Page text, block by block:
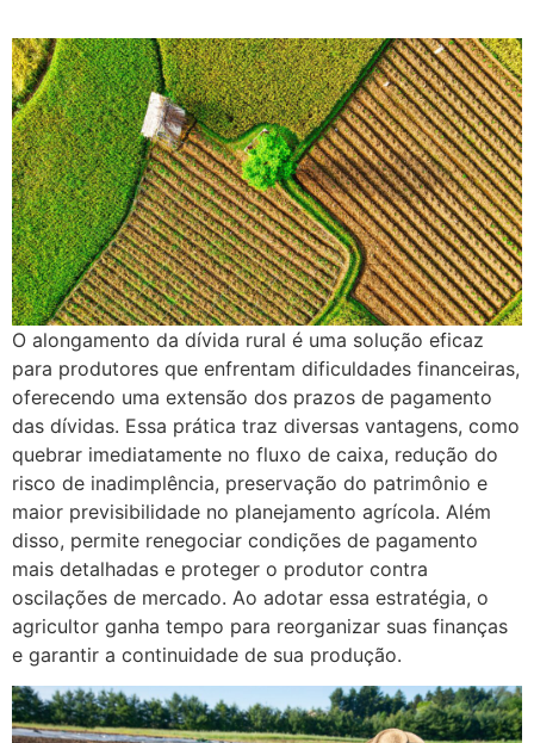
O alongamento da dívida rural é uma solução eficaz
para produtores que enfrentam dificuldades financeiras,
oferecendo uma extensão dos prazos de pagamento
das dívidas. Essa prática traz diversas vantagens, como
quebrar imediatamente no fluxo de caixa, redução do
risco de inadimplência, preservação do patrimônio e
maior previsibilidade no planejamento agrícola. Além
disso, permite renegociar condições de pagamento
mais detalhadas e proteger o produtor contra
oscilações de mercado. Ao adotar essa estratégia, o
agricultor ganha tempo para reorganizar suas finanças
e garantir a continuidade de sua produção.